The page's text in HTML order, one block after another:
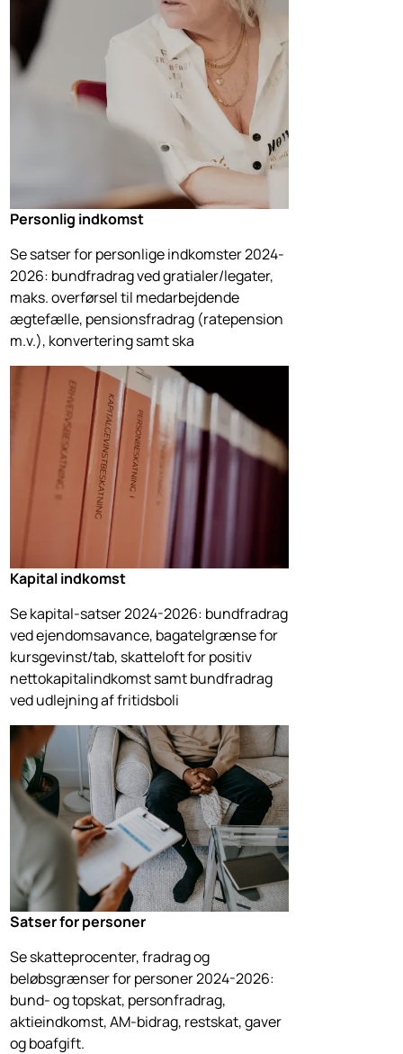
Personlig indkomst
Se satser for personlige indkomster 2024-
2026: bundfradrag ved gratialer/legater,
maks. overførsel til medarbejdende
ægtefælle, pensionsfradrag (ratepension
m.v.), konvertering samt ska
Kapital indkomst
Se kapital-satser 2024-2026: bundfradrag
ved ejendomsavance, bagatelgrænse for
kursgevinst/tab, skatteloft for positiv
nettokapitalindkomst samt bundfradrag
ved udlejning af fritidsboli
Satser for personer
Se skatteprocenter, fradrag og
beløbsgrænser for personer 2024-2026:
bund- og topskat, personfradrag,
aktieindkomst, AM-bidrag, restskat, gaver
og boafgift.